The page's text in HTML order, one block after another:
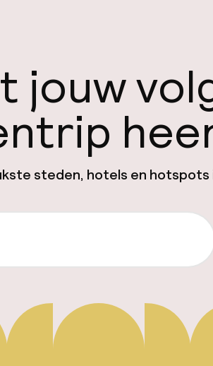
jouw
steden, hotels en hotspots